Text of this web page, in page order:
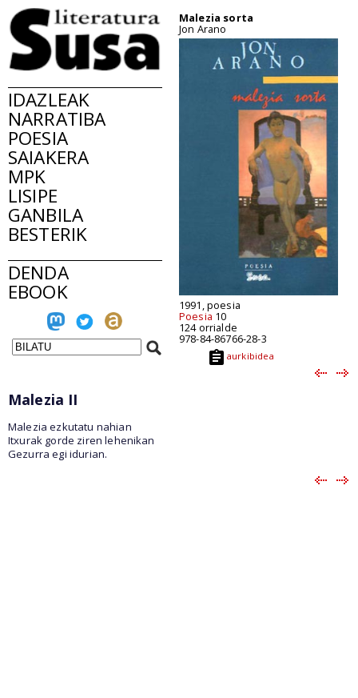
IDAZLEAK
NARRATIBA
POESIA
SAIAKERA
MPK
LISIPE
GANBILA
BESTERIK
DENDA
EBOOK
Malezia sorta
Jon Arano
1991, poesia
Poesia 10
124 orrialde
978-84-86766-28-3
aurkibidea
Malezia II
Malezia ezkutatu nahian
Itxurak gorde ziren lehenikan
Gezurra egi idurian.